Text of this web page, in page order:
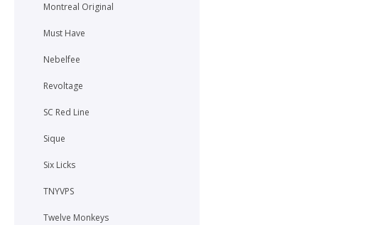
Montreal Original
Must Have
Nebelfee
Revoltage
SC Red Line
Sique
Six Licks
TNYVPS
Twelve Monkeys